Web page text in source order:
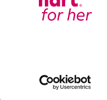
© 2025 hart for